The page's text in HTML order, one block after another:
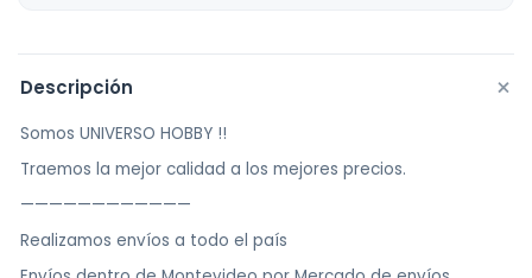
Descripción +
Somos UNIVERSO HOBBY !!
Traemos la mejor calidad a los mejores precios.
————————————
Realizamos envíos a todo el país